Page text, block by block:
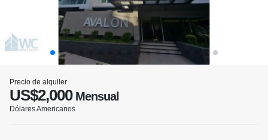
Precio de alquiler
US$2,000Mensual
Dólares Americanos